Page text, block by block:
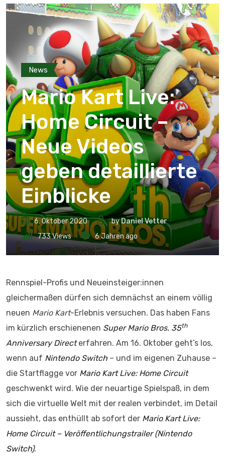
News
Mario Kart Live:
Home Circuit –
Neue Videos
geben detaillierte
Einblicke
6. Oktober 2020 byDaniel Vetter
733Views 6 Jahren ago
Rennspiel-Profis und Neueinsteiger:innen
gleichermaßen dürfen sich demnächst an einem völlig
neuen Mario Kart-Erlebnis versuchen. Das haben Fans
im kürzlich erschienenen Super Mario Bros. 35th
Anniversary Directerfahren. Am 16. Oktober geht’s los,
wenn auf Nintendo Switch – und im eigenen Zuhause –
die Startflagge vor Mario Kart Live: Home Circuit
geschwenkt wird. Wie der neuartige Spielspaß, in dem
sich die virtuelle Welt mit der realen verbindet, im Detail
aussieht, das enthüllt ab sofort der Mario Kart Live:
Home Circuit – Veröffentlichungstrailer (Nintendo
Switch).